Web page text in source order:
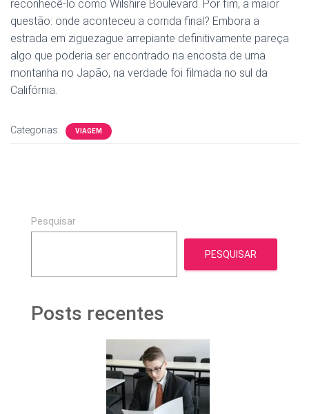
reconhecê-lo como Wilshire Boulevard. Por fim, a maior
questão: onde aconteceu a corrida final? Embora a
estrada em ziguezague arrepiante definitivamente pareça
algo que poderia ser encontrado na encosta de uma
montanha no Japão, na verdade foi filmada no sul da
Califórnia.
Categorias: VIAGEM
Pesquisar
PESQUISAR
Posts recentes